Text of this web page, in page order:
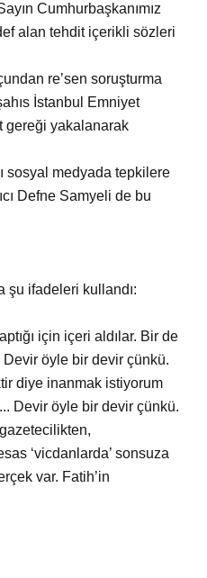
Cumhurbaşkanımız
alan tehdit içerikli sözleri
re’sen soruşturma
İstanbul Emniyet
gereği yakalanarak
sosyal medyada tepkilere
Defne Samyeli de bu
şu ifadeleri kullandı:
için içeri aldılar. Bir de
öyle bir devir çünkü.
diye inanmak istiyorum
Devir öyle bir devir çünkü.
gazetecilikten,
‘vicdanlarda’ sonsuza
var. Fatih’in